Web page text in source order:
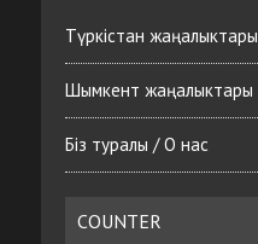
Түркістан жаңалыктары
Шымкент жаңалыктары
Біз туралы / О нас
COUNTER